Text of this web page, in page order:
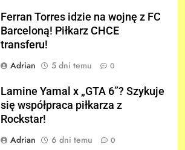
Ferran Torres idzie na wojnę z FC
Barceloną! Piłkarz CHCE
transferu!
Adrian
5 dni temu 0
Lamine Yamal x „GTA 6”? Szykuje
się współpraca piłkarza z
Rockstar!
Adrian
6 dni temu 0